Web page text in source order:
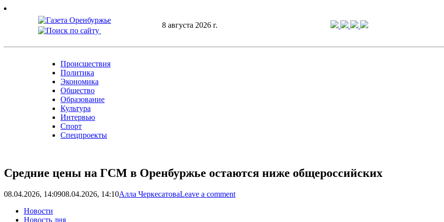
Skip
8 августа 2026 г.
Происшествия
Политика
Экономика
Общество
Образование
Культура
Интервью
Спорт
Спецпроекты
Средние цены на ГСМ в Оренбуржье остаются ниже общероссийских
08.04.2026, 14:0908.04.2026, 14:10Алла ЧеркесатоваLeave a comment
Новости
Новость дня